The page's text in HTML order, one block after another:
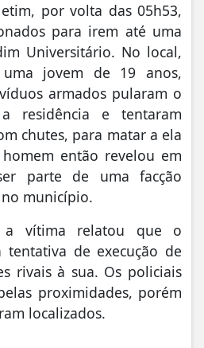
por volta das 05h53,
para irem até uma
Universitário. No local,
jovem de 19 anos,
armados pularam o
residência e tentaram
chutes, para matar a ela
então revelou em
parte de uma facção
município.
a vítima relatou que o
de execução de
rivais à sua. Os policiais
proximidades, porém
localizados.